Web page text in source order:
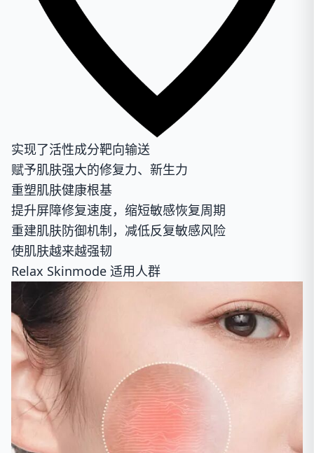
实现了活性成分靶向输送
赋予肌肤强大的修复力、新生力
重塑肌肤健康根基
提升屏障修复速度，缩短敏感恢复周期
重建肌肤防御机制，减低反复敏感风险
使肌肤越来越强韧
Relax Skinmode 适用人群